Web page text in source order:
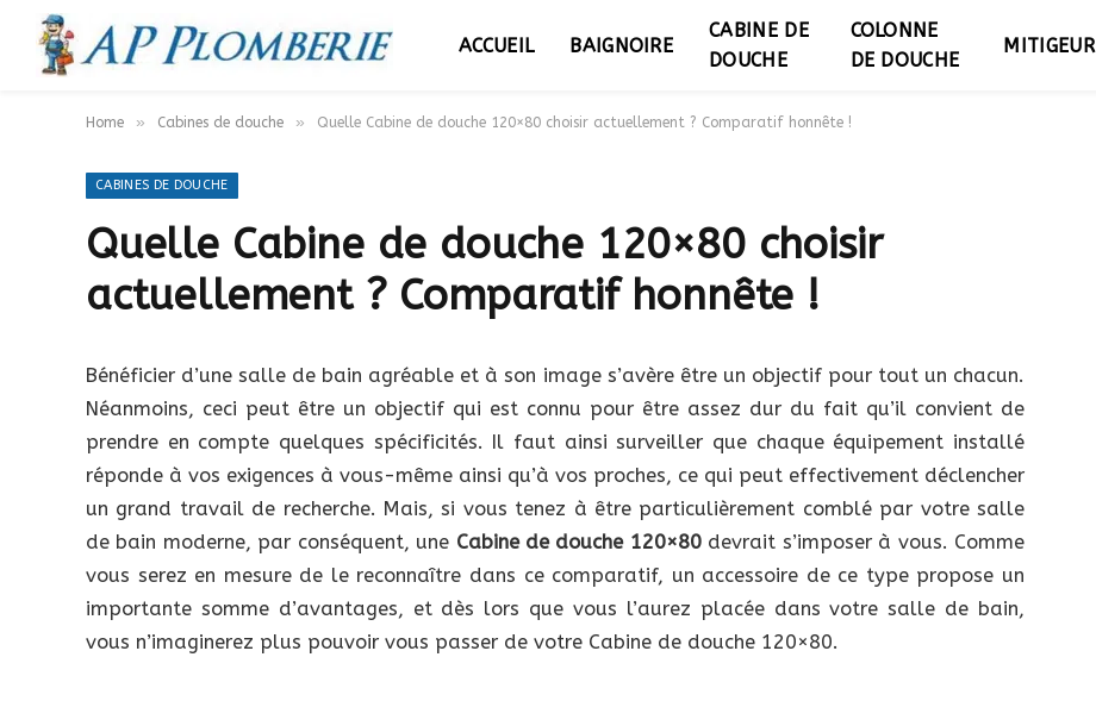
ACCUEIL BAIGNOIRE
CABINE DE
DOUCHE
COLONNE
DE DOUCHE
MITIGEUR
Home » Cabines de douche » Quelle Cabine de douche 120×80 choisir actuellement ? Comparatif honnête !
CABINES DE DOUCHE
Quelle Cabine de douche 120×80 choisir
actuellement ? Comparatif honnête !
Bénéficier d’une salle de bain agréable et à son image s’avère être un objectif pour tout un chacun.
Néanmoins, ceci peut être un objectif qui est connu pour être assez dur du fait qu’il convient de
prendre en compte quelques spécificités. Il faut ainsi surveiller que chaque équipement installé
réponde à vos exigences à vous-même ainsi qu’à vos proches, ce qui peut effectivement déclencher
un grand travail de recherche. Mais, si vous tenez à être particulièrement comblé par votre salle
de bain moderne, par conséquent, une Cabine de douche 120×80devrait s’imposer à vous. Comme
vous serez en mesure de le reconnaître dans ce comparatif, un accessoire de ce type propose un
importante somme d’avantages, et dès lors que vous l’aurez placée dans votre salle de bain,
vous n’imaginerez plus pouvoir vous passer de votre Cabine de douche 120×80.